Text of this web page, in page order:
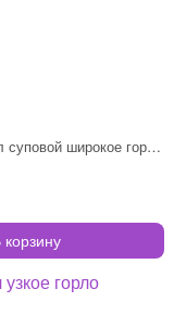
Термос нерж 1,0л суповой широкое горло в